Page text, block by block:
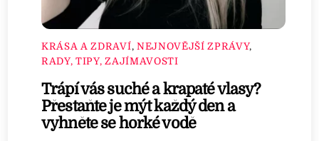
KRÁSA A ZDRAVÍ, NEJNOVĚJŠÍ ZPRÁVY,
RADY, TIPY, ZAJÍMAVOSTI
Trápí vás suché a krapaté vlasy?
Přestaňte je mýt každý den a
vyhněte se horké vodě